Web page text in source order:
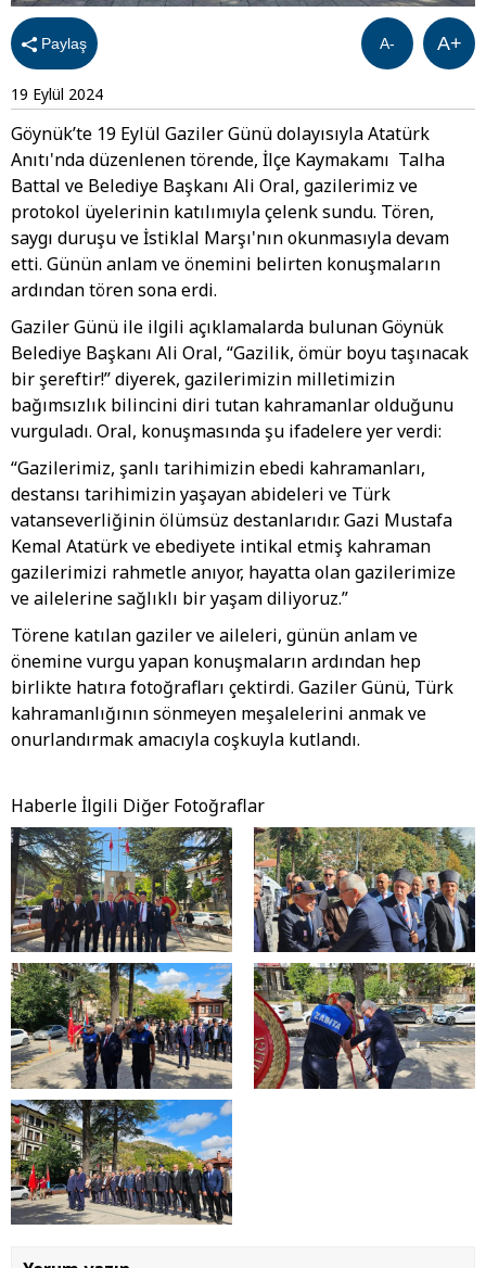
Paylaş A+
A-
19 Eylül 2024
Göynük’te 19 Eylül Gaziler Günü dolayısıyla Atatürk
Anıtı'nda düzenlenen törende, İlçe Kaymakamı Talha
Battal ve Belediye Başkanı Ali Oral, gazilerimiz ve
protokol üyelerinin katılımıyla çelenk sundu. Tören,
saygı duruşu ve İstiklal Marşı'nın okunmasıyla devam
etti. Günün anlam ve önemini belirten konuşmaların
ardından tören sona erdi.
Gaziler Günü ile ilgili açıklamalarda bulunan Göynük
Belediye Başkanı Ali Oral, “Gazilik, ömür boyu taşınacak
bir şereftir!” diyerek, gazilerimizin milletimizin
bağımsızlık bilincini diri tutan kahramanlar olduğunu
vurguladı. Oral, konuşmasında şu ifadelere yer verdi:
“Gazilerimiz, şanlı tarihimizin ebedi kahramanları,
destansı tarihimizin yaşayan abideleri ve Türk
vatanseverliğinin ölümsüz destanlarıdır. Gazi Mustafa
Kemal Atatürk ve ebediyete intikal etmiş kahraman
gazilerimizi rahmetle anıyor, hayatta olan gazilerimize
ve ailelerine sağlıklı bir yaşam diliyoruz.”
Törene katılan gaziler ve aileleri, günün anlam ve
önemine vurgu yapan konuşmaların ardından hep
birlikte hatıra fotoğrafları çektirdi. Gaziler Günü, Türk
kahramanlığının sönmeyen meşalelerini anmak ve
onurlandırmak amacıyla coşkuyla kutlandı.
Haberle İlgili Diğer Fotoğraflar